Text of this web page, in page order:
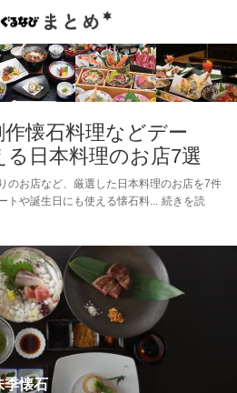
懐石料理などデー
る日本料理のお店7選
のお店など、厳選した日本料理のお店を7件
トや誕生日にも使える懐石料
続きを読
季懐石